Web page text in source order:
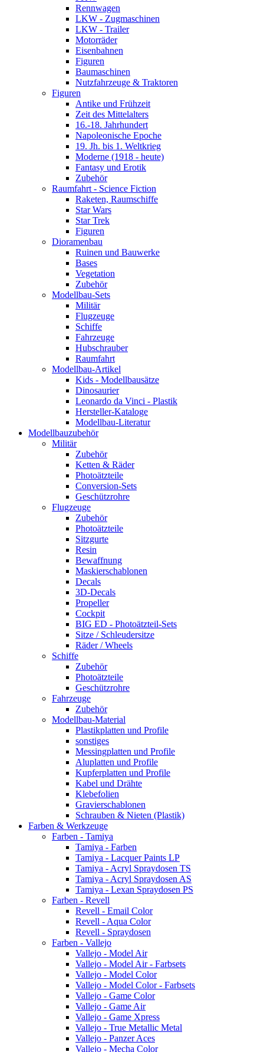
Rennwagen
LKW - Zugmaschinen
LKW - Trailer
Motorräder
Eisenbahnen
Figuren
Baumaschinen
Nutzfahrzeuge & Traktoren
Figuren
Antike und Frühzeit
Zeit des Mittelalters
16.-18. Jahrhundert
Napoleonische Epoche
19. Jh. bis 1. Weltkrieg
Moderne (1918 - heute)
Fantasy und Erotik
Zubehör
Raumfahrt - Science Fiction
Raketen, Raumschiffe
Star Wars
Star Trek
Figuren
Dioramenbau
Ruinen und Bauwerke
Bases
Vegetation
Zubehör
Modellbau-Sets
Militär
Flugzeuge
Schiffe
Fahrzeuge
Hubschrauber
Raumfahrt
Modellbau-Artikel
Kids - Modellbausätze
Dinosaurier
Leonardo da Vinci - Plastik
Hersteller-Kataloge
Modellbau-Literatur
Modellbauzubehör
Militär
Zubehör
Ketten & Räder
Photoätzteile
Conversion-Sets
Geschützrohre
Flugzeuge
Zubehör
Photoätzteile
Sitzgurte
Resin
Bewaffnung
Maskierschablonen
Decals
3D-Decals
Propeller
Cockpit
BIG ED - Photoätzteil-Sets
Sitze / Schleudersitze
Räder / Wheels
Schiffe
Zubehör
Photoätzteile
Geschützrohre
Fahrzeuge
Zubehör
Modellbau-Material
Plastikplatten und Profile
sonstiges
Messingplatten und Profile
Aluplatten und Profile
Kupferplatten und Profile
Kabel und Drähte
Klebefolien
Gravierschablonen
Schrauben & Nieten (Plastik)
Farben & Werkzeuge
Farben - Tamiya
Tamiya - Farben
Tamiya - Lacquer Paints LP
Tamiya - Acryl Spraydosen TS
Tamiya - Acryl Spraydosen AS
Tamiya - Lexan Spraydosen PS
Farben - Revell
Revell - Email Color
Revell - Aqua Color
Revell - Spraydosen
Farben - Vallejo
Vallejo - Model Air
Vallejo - Model Air - Farbsets
Vallejo - Model Color
Vallejo - Model Color - Farbsets
Vallejo - Game Color
Vallejo - Game Air
Vallejo - Game Xpress
Vallejo - True Metallic Metal
Vallejo - Panzer Aces
Vallejo - Mecha Color